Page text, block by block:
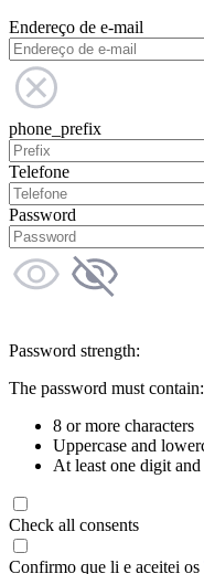
Endereço de e-mail
phone_prefix
Telefone
Password
Password strength:
The password must contain:
8 or more characters
Uppercase and
At least one digit
Check all consents
Confirmo que li e aceitei os